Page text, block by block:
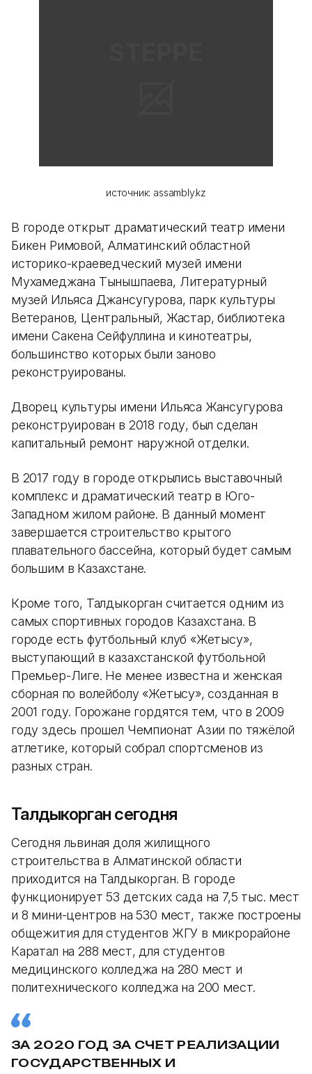
источник: assambly.kz
В городе открыт драматический театр имени
Бикен Римовой, Алматинский областной
историко-краеведческий музей имени
Мухамеджана Тынышпаева, Литературный
музей Ильяса Джансугурова, парк культуры
Ветеранов, Центральный, Жастар, библиотека
имени Сакена Сейфуллина и кинотеатры,
большинство которых были заново
реконструированы.
Дворец культуры имени Ильяса Жансугурова
реконструирован в 2018 году, был сделан
капитальный ремонт наружной отделки.
В 2017 году в городе открылись выставочный
комплекс и драматический театр в Юго-
Западном жилом районе. В данный момент
завершается строительство крытого
плавательного бассейна, который будет самым
большим в Казахстане.
Кроме того, Талдыкорган считается одним из
самых спортивных городов Казахстана. В
городе есть футбольный клуб «Жетысу»,
выступающий в казахстанской футбольной
Премьер-Лиге. Не менее известна и женская
сборная по волейболу «Жетысу», созданная в
2001 году. Горожане гордятся тем, что в 2009
году здесь прошел Чемпионат Азии по тяжёлой
атлетике, который собрал спортсменов из
разных стран.
Талдыкорган сегодня
Сегодня львиная доля жилищного
строительства в Алматинской области
приходится на Талдыкорган. В городе
функционирует 53 детских сада на 7,5 тыс. мест
и 8 мини-центров на 530 мест, также построены
общежития для студентов ЖГУ в микрорайоне
Каратал на 288 мест, для студентов
медицинского колледжа на 280 мест и
политехнического колледжа на 200 мест.
ЗА 2020 ГОД ЗА СЧЕТ РЕАЛИЗАЦИИ
ГОСУДАРСТВЕННЫХ И